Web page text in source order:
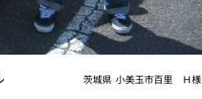
茨城県 小美玉市百里 Ｈ様